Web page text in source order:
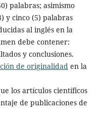
palabras; asimismo
y cinco (5) palabras
al inglés en la
debe contener:
y conclusiones.
de originalidaden la
los artículos científicos
de publicaciones de